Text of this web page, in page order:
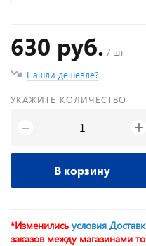
630 руб. / шт
Нашли дешевле?
УКАЖИТЕ КОЛИЧЕСТВО
− +
В корзину
*Изменились условия
заказов между магазинами